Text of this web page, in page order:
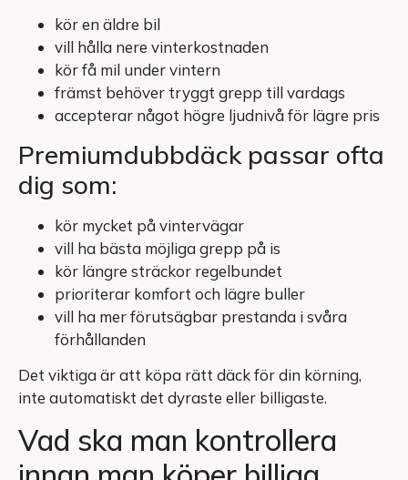
kör en äldre bil
vill hålla nere vinterkostnaden
kör få mil under vintern
främst behöver tryggt grepp till vardags
accepterar något högre ljudnivå för lägre pris
Premiumdubbdäck passar ofta
dig som:
kör mycket på vintervägar
vill ha bästa möjliga grepp på is
kör längre sträckor regelbundet
prioriterar komfort och lägre buller
vill ha mer förutsägbar prestanda i svåra
förhållanden
Det viktiga är att köpa rätt däck för din körning,
inte automatiskt det dyraste eller billigaste.
Vad ska man kontrollera